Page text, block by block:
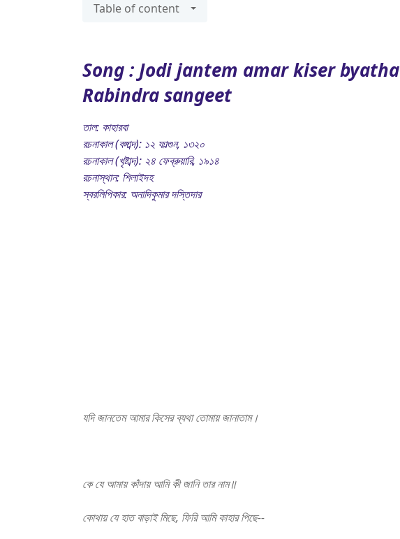
Table of content
Song : Jodi jantem amar kiser byatha
Rabindra sangeet
তাল: কাহারবা
রচনাকাল (বঙ্গাব্দ): ১২ ফাল্গুন, ১৩২০
রচনাকাল (খৃষ্টাব্দ): ২৪ ফেব্রুয়ারি, ১৯১৪
রচনাস্থান: শিলাইদহ
স্বরলিপিকার: অনাদিকুমার দস্তিদার
যদি জানতেম আমার কিসের ব্যথা তোমায় জানাতাম।
কে যে আমায় কাঁদায় আমি কী জানি তার নাম॥
কোথায় যে হাত বাড়াই মিছে, ফিরি আমি কাহার পিছে--